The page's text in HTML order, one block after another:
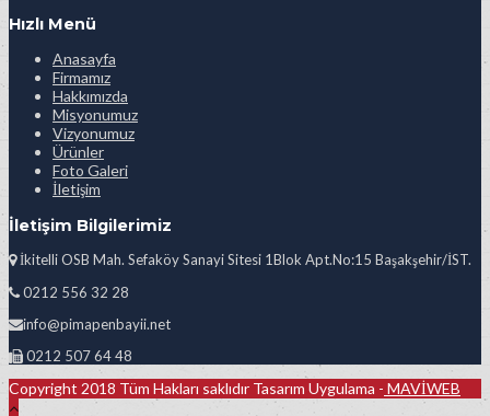
Hızlı Menü
Anasayfa
Firmamız
Hakkımızda
Misyonumuz
Vizyonumuz
Ürünler
Foto Galeri
İletişim
İletişim Bilgilerimiz
İkitelli OSB Mah. Sefaköy Sanayi Sitesi 1Blok Apt.No:15 Başakşehir/İST.
0212 556 32 28
info@pimapenbayii.net
0212 507 64 48
Copyright 2018 Tüm Hakları saklıdır Tasarım Uygulama - MAVİWEB